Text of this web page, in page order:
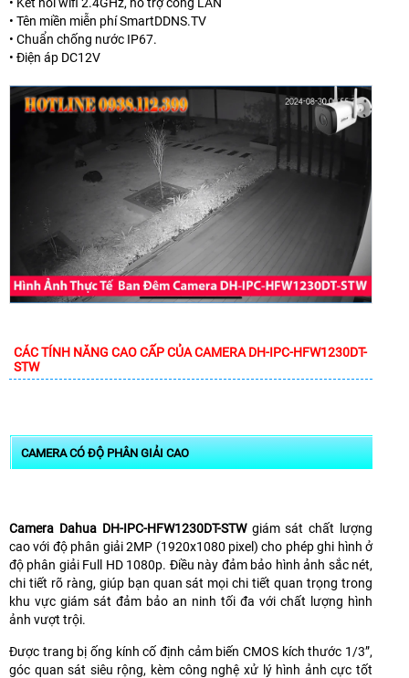
• Kết nối wifi 2.4GHz, hỗ trợ cổng LAN
• Tên miền miễn phí SmartDDNS.TV
• Chuẩn chống nước IP67.
• Điện áp DC12V
CÁC TÍNH NĂNG CAO CẤP CỦA CAMERA DH-IPC-HFW1230DT-
STW
CAMERA CÓ ĐỘ PHÂN GIẢI CAO
Camera Dahua DH-IPC-HFW1230DT-STWgiám sát chất lượng
cao với độ phân giải 2MP (1920x1080 pixel) cho phép ghi hình ở
độ phân giải Full HD 1080p. Điều này đảm bảo hình ảnh sắc nét,
chi tiết rõ ràng, giúp bạn quan sát mọi chi tiết quan trọng trong
khu vực giám sát đảm bảo an ninh tối đa với chất lượng hình
ảnh vượt trội.
Được trang bị ống kính cố định cảm biến CMOS kích thước 1/3”,
góc quan sát siêu rộng, kèm công nghệ xử lý hình ảnh cực tốt